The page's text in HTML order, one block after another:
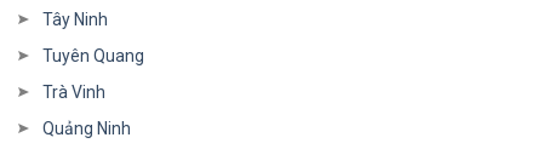
Tây Ninh
Tuyên Quang
Trà Vinh
Quảng Ninh